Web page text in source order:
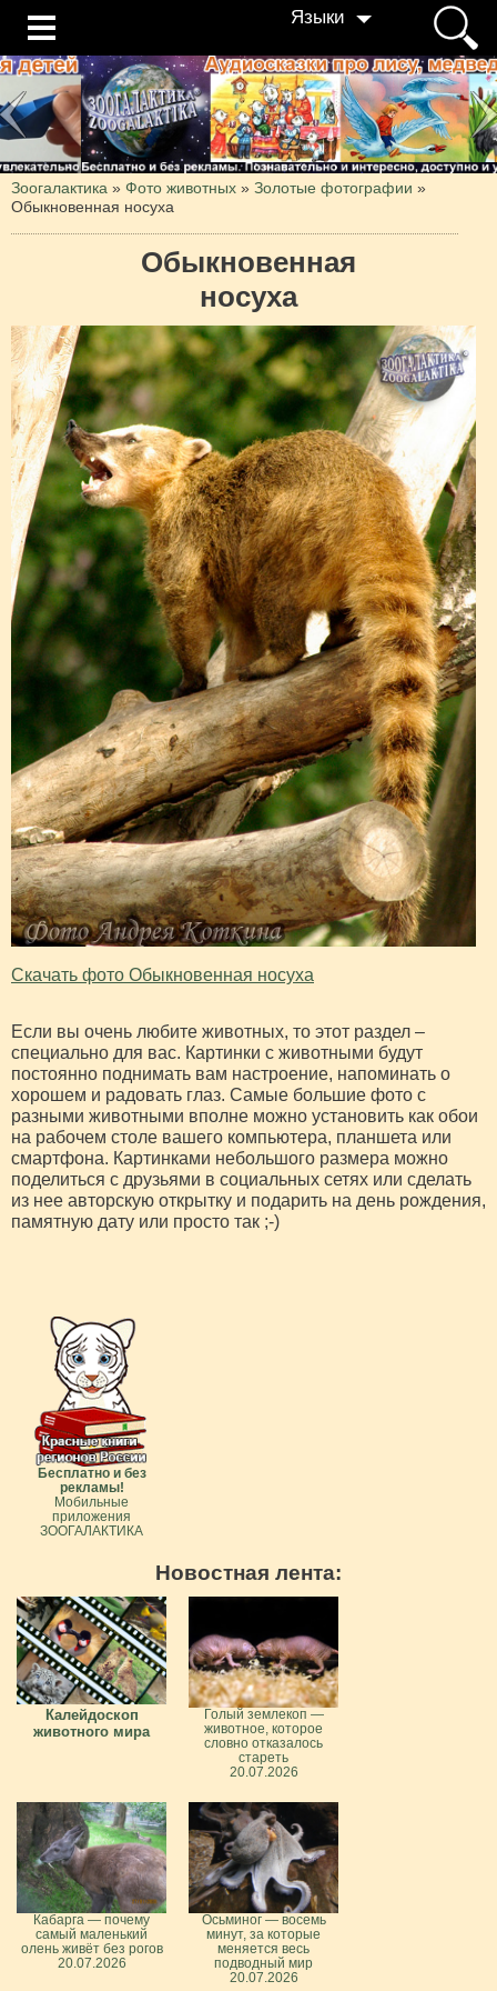
Языки
Зоогалактика » Фото животных » Золотые фотографии »
Обыкновенная носуха
Обыкновенная
носуха
Скачать фото Обыкновенная носуха
Если вы очень любите животных, то этот раздел –
специально для вас. Картинки с животными будут
постоянно поднимать вам настроение, напоминать о
хорошем и радовать глаз. Самые большие фото с
разными животными вполне можно установить как обои
на рабочем столе вашего компьютера, планшета или
смартфона. Картинками небольшого размера можно
поделиться с друзьями в социальных сетях или сделать
из нее авторскую открытку и подарить на день рождения,
памятную дату или просто так ;-)
Бесплатно и без
рекламы!
Мобильные
приложения
ЗООГАЛАКТИКА
Новостная лента:
Калейдоскоп
животного мира
Голый землекоп —
животное, которое
словно отказалось
стареть
20.07.2026
Кабарга — почему
самый маленький
олень живёт без рогов
20.07.2026
Осьминог — восемь
минут, за которые
меняется весь
подводный мир
20.07.2026